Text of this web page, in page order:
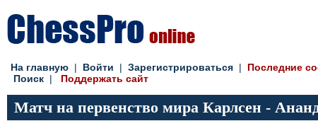
На главную | Войти | Зарегистрироваться | Последние
Поиск | Поддержать сайт
Матч на первенство мира Карлсен -